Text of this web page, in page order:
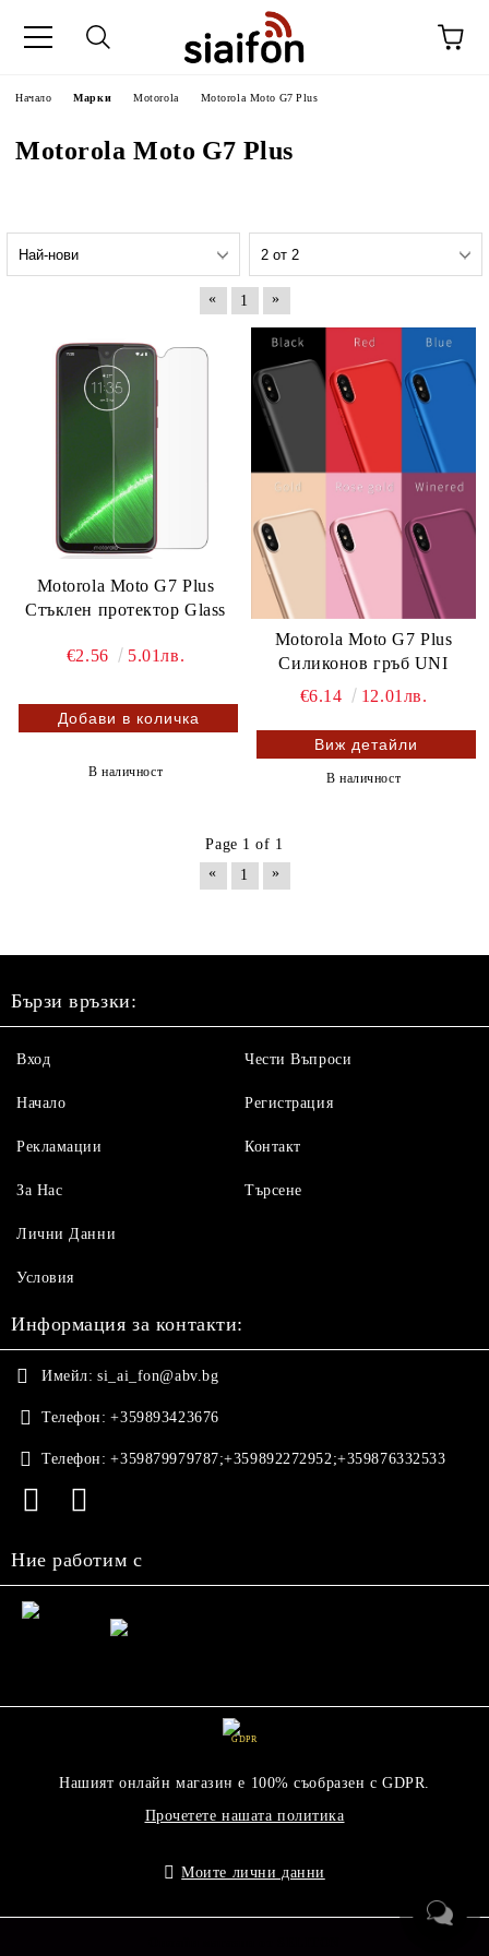
Начало Марки Motorola Motorola Moto G7 Plus
Motorola Moto G7 Plus
« 1 »
Motorola Moto G7 Plus
Стъклен протектор Glass
€2.56 5.01лв.
В наличност
Motorola Moto G7 Plus
Силиконов гръб UNI
€6.14
12.01лв.
Виж детайли
В наличност
Page 1 of 1
«
1 »
Бързи връзки:
Вход
Начало
Рекламации
За Нас
Чести Въпроси
Регистрация
Контакт
Търсене
Лични Данни
Условия
Информация за контакти:
Имейл: si_ai_fon@abv.bg
Телефон: +359893423676
Телефон: +359879979787;+359892272952;+359876332533
Ние работим с
GDPR
Нашият онлайн магазин е 100% съобразен с GDPR.
Прочетете нашата политика
Моите лични данни